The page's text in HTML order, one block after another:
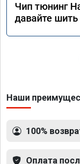
Чип тюнинг
давайте
Наши
100%
Оплата